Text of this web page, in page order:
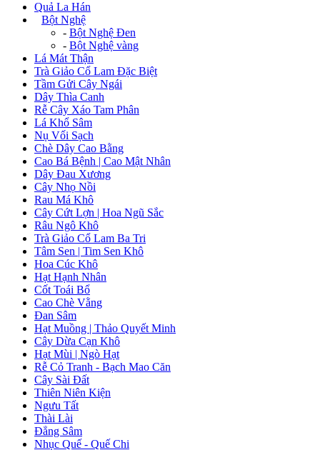
Quả La Hán
Bột Nghệ
- Bột Nghệ Đen
- Bột Nghệ vàng
Lá Mát Thận
Trà Giảo Cổ Lam Đặc Biệt
Tầm Gửi Cây Ngái
Dây Thìa Canh
Rễ Cây Xáo Tam Phân
Lá Khổ Sâm
Nụ Vối Sạch
Chè Dây Cao Bằng
Cao Bá Bệnh | Cao Mật Nhân
Dây Đau Xương
Cây Nhọ Nồi
Rau Má Khô
Cây Cứt Lợn | Hoa Ngũ Sắc
Râu Ngô Khô
Trà Giảo Cổ Lam Ba Tri
Tâm Sen | Tim Sen Khô
Hoa Cúc Khô
Hạt Hạnh Nhân
Cốt Toái Bổ
Cao Chè Vằng
Đan Sâm
Hạt Muồng | Thảo Quyết Minh
Cây Dừa Cạn Khô
Hạt Mùi | Ngò Hạt
Rễ Cỏ Tranh - Bạch Mao Căn
Cây Sài Đất
Thiên Niên Kiện
Ngưu Tất
Thài Lài
Đẳng Sâm
Nhục Quế - Quế Chi